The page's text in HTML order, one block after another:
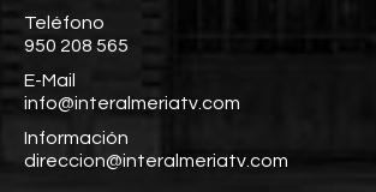
Teléfono
950 208 565
E-Mail
info@interalmeriatv.com
Información
direccion@interalmeriatv.com